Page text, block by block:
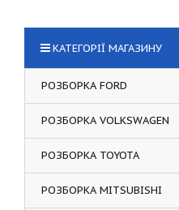
КАТЕГОРІЇ МАГАЗИНУ
РОЗБОРКА FORD
РОЗБОРКА VOLKSWAGEN
РОЗБОРКА TOYOTA
РОЗБОРКА MITSUBISHI